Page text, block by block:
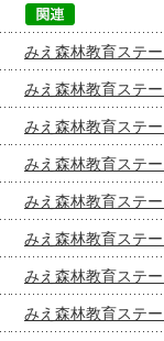
みえ森林教育ステ
みえ森林教育ステ
みえ森林教育ステ
みえ森林教育ステ
みえ森林教育ステ
みえ森林教育ステ
みえ森林教育ステ
みえ森林教育ステ